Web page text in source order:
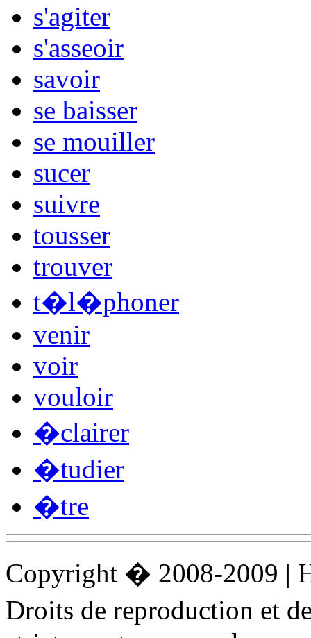
s'agiter
s'asseoir
savoir
se baisser
se mouiller
sucer
suivre
tousser
trouver
t�l�phoner
venir
voir
vouloir
�clairer
�tudier
�tre
Copyright � 2008-2009 |
Droits de reproduction et